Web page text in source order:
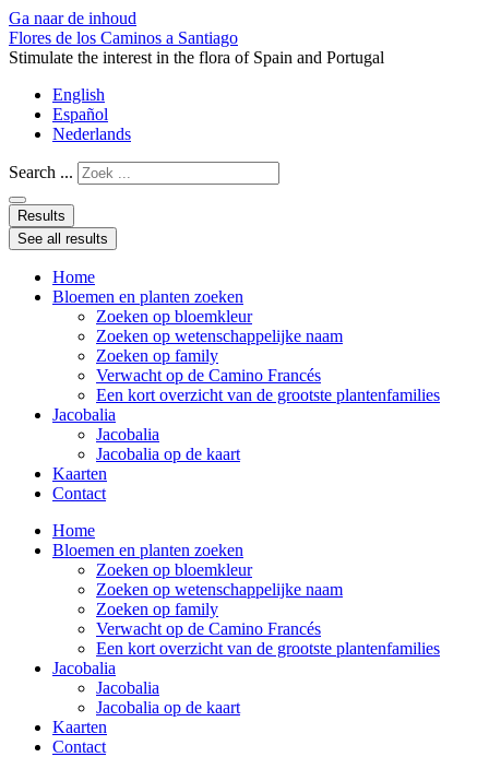
Ga naar de inhoud
Flores de los Caminos a Santiago
Stimulate the interest in the flora of Spain and Portugal
English
Español
Nederlands
Search ...
Results
See all results
Home
Bloemen en planten zoeken
Zoeken op bloemkleur
Zoeken op wetenschappelijke naam
Zoeken op family
Verwacht op de Camino Francés
Een kort overzicht van de grootste plantenfamilies
Jacobalia
Jacobalia
Jacobalia op de kaart
Kaarten
Contact
Home
Bloemen en planten zoeken
Zoeken op bloemkleur
Zoeken op wetenschappelijke naam
Zoeken op family
Verwacht op de Camino Francés
Een kort overzicht van de grootste plantenfamilies
Jacobalia
Jacobalia
Jacobalia op de kaart
Kaarten
Contact